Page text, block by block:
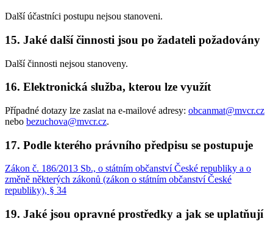
Další účastníci postupu nejsou stanoveni.
15. Jaké další činnosti jsou po žadateli požadovány
Další činnosti nejsou stanoveny.
16. Elektronická služba, kterou lze využít
Případné dotazy lze zaslat na e-mailové adresy: obcanmat@mvcr.cz
nebo bezuchova@mvcr.cz.
17. Podle kterého právního předpisu se postupuje
Zákon č. 186/2013 Sb., o státním občanství České republiky a o
změně některých zákonů (zákon o státním občanství České
republiky), § 34
19. Jaké jsou opravné prostředky a jak se uplatňují